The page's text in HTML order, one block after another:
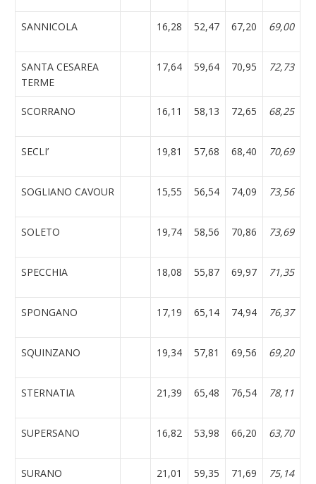
SANNICOLA 16,28 52,47 67,20 69,00
SANTA CESAREA
TERME
17,64 59,64 70,95 72,73
SCORRANO 16,11 58,13 72,65 68,25
SECLI’ 19,81 57,68 68,40 70,69
SOGLIANO CAVOUR 15,55 56,54 74,09 73,56
SOLETO 19,74 58,56 70,86 73,69
SPECCHIA 18,08 55,87 69,97 71,35
SPONGANO 17,19 65,14 74,94 76,37
SQUINZANO 19,34 57,81 69,56 69,20
STERNATIA 21,39 65,48 76,54 78,11
SUPERSANO 16,82 53,98 66,20 63,70
SURANO 21,01 59,35 71,69 75,14